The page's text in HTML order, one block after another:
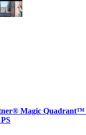
Magic Quadrant™